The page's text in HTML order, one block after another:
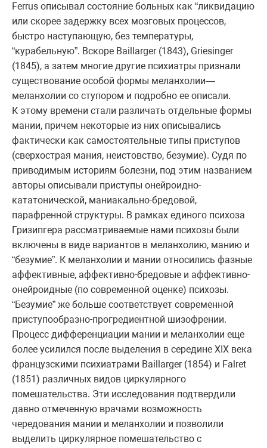
Ferrus описывал состояние больных как “ликвидацию
или скорее задержку всех мозговых процессов,
быстро наступающую, без температуры,
“курабельную”. Вскоре Baillarger (1843), Griesinger
(1845), а затем многие другие психиатры признали
существование особой формы меланхолии—
меланхолии со ступором и подробно ее описали.
К этому времени стали различать отдельные формы
мании, причем некоторые из них описывались
фактически как самостоятельные типы приступов
(сверхострая мания, неистовство, безумие). Судя по
приводимым историям болезни, под этим названием
авторы описывали приступы онейроидно-
кататонической, маниакально-бредовой,
парафренной структуры. В рамках единого психоза
Гризипгера рассматриваемые нами психозы были
включены в виде вариантов в меланхолию, манию и
“безумие”. К меланхолии и мании относились фазные
аффективные, аффективно-бредовые и аффективно-
онейроидные (по современной оценке) психозы.
“Безумие” же больше соответствует современной
приступообразно-прогредиентной шизофрении.
Процесс дифференциации мании и меланхолии еще
более усилился после выделения в середине XIX века
французскими психиатрами Baillarger (1854) и Falret
(1851) различных видов циркулярного
помешательства. Эти исследования подтвердили
давно отмеченную врачами возможность
чередования мании и меланхолии и позволили
выделить циркулярное помешательство с